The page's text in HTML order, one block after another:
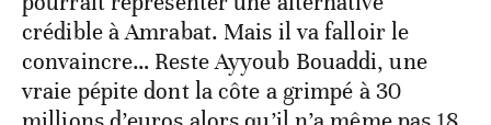
crédible à Amrabat. Mais il va falloir le
convaincre… Reste Ayyoub Bouaddi, une
vraie pépite dont la côte a grimpé à 30